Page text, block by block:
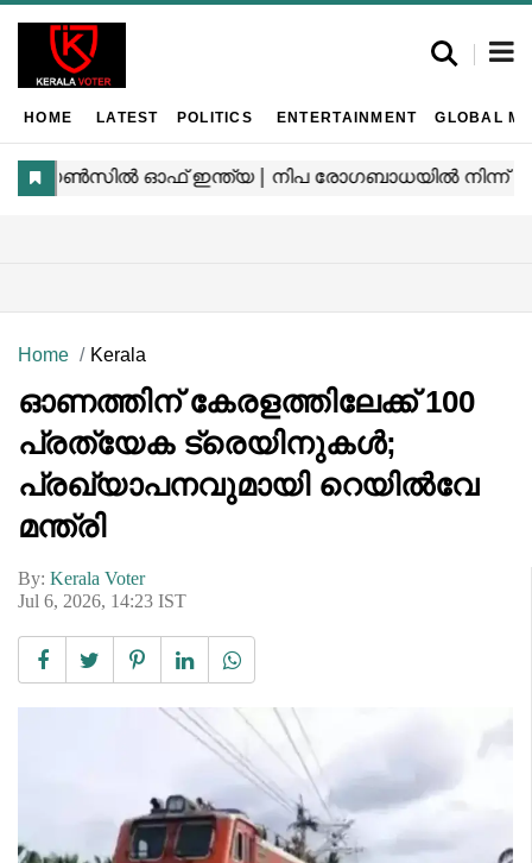
HOME LATEST POLITICS ENTERTAINMENT GLOBAL
Home Kerala
ഓണത്തിന് കേരളത്തിലേക്ക് 100
പ്രത്യേക ട്രെയിനുകൾ;
പ്രഖ്യാപനവുമായി റെയിൽവേ
മന്ത്രി
By: Kerala Voter
Jul 6, 2026, 14:23 IST